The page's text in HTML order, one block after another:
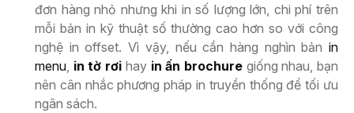
đơn hàng nhỏ nhưng khi in số lượng lớn, chi phí trên
mỗi bản in kỹ thuật số thường cao hơn so với công
nghệ in offset. Vì vậy, nếu cần hàng nghìn bản in
menu, in tờ rơi hay in ấn brochuregiống nhau, bạn
nên cân nhắc phương pháp in truyền thống để tối ưu
ngân sách.